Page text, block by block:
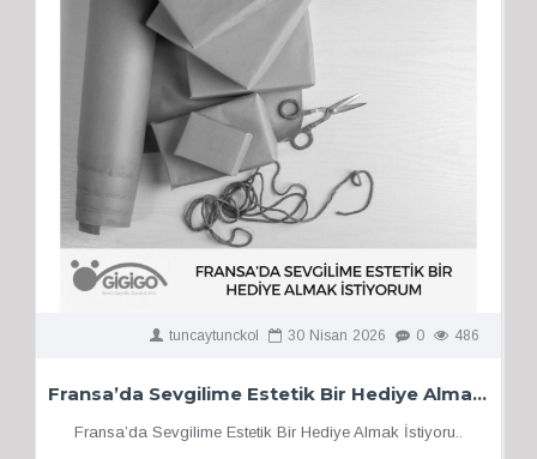
tuncaytunckol 30 Nisan 2026 0 486
Fransa’da Sevgilime Estetik Bir Hediye Almak İstiyorum
Fransa’da Sevgilime Estetik Bir Hediye Almak İstiyoru..